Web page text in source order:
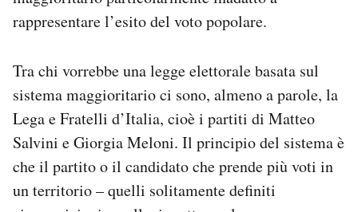
rappresentare l’esito del voto popolare.
Tra chi vorrebbe una legge elettorale basata sul
sistema maggioritario ci sono, almeno a parole, la
Lega e Fratelli d’Italia, cioè i partiti di Matteo
Salvini e Giorgia Meloni. Il principio del sistema è
che il partito o il candidato che prende più voti in
un territorio – quelli solitamente definiti